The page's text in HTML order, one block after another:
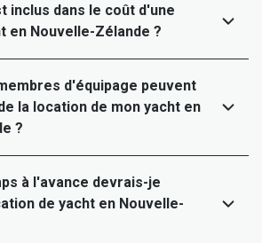
inclus dans le coût d'une
en Nouvelle-Zélande ?
d'équipage peuvent
la location de mon yacht en
?
à l'avance devrais-je
de yacht en Nouvelle-